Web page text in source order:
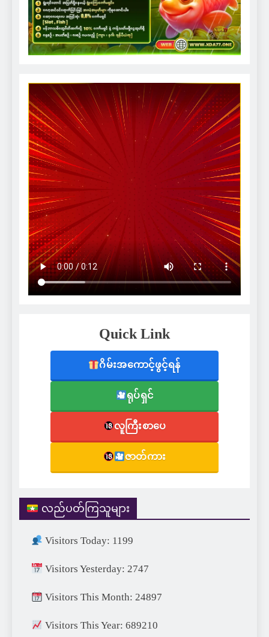
Quick Link
ဂိမ်းအကောင့်ဖွင့်ရန်
ရုပ်ရှင်
လူကြီးစာပေ
ဇာတ်ကား
လည်ပတ်ကြသူများ
Visitors Today: 1199
Visitors Yesterday: 2747
Visitors This Month: 24897
Visitors This Year: 689210